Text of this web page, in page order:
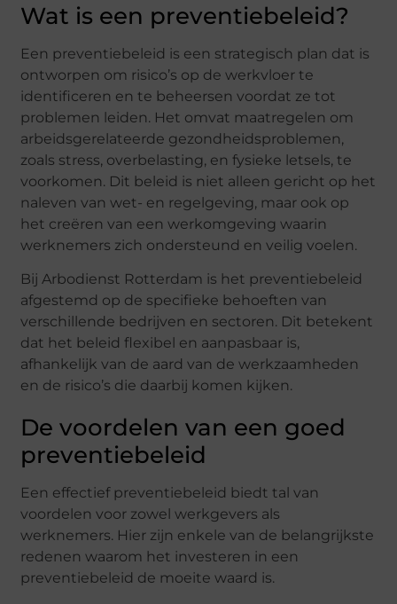
Wat is een preventiebeleid?
Een preventiebeleid is een strategisch plan dat is
ontworpen om risico’s op de werkvloer te
identificeren en te beheersen voordat ze tot
problemen leiden. Het omvat maatregelen om
arbeidsgerelateerde gezondheidsproblemen,
zoals stress, overbelasting, en fysieke letsels, te
voorkomen. Dit beleid is niet alleen gericht op het
naleven van wet- en regelgeving, maar ook op
het creëren van een werkomgeving waarin
werknemers zich ondersteund en veilig voelen.
Bij Arbodienst Rotterdam is het preventiebeleid
afgestemd op de specifieke behoeften van
verschillende bedrijven en sectoren. Dit betekent
dat het beleid flexibel en aanpasbaar is,
afhankelijk van de aard van de werkzaamheden
en de risico’s die daarbij komen kijken.
De voordelen van een goed
preventiebeleid
Een effectief preventiebeleid biedt tal van
voordelen voor zowel werkgevers als
werknemers. Hier zijn enkele van de belangrijkste
redenen waarom het investeren in een
preventiebeleid de moeite waard is.